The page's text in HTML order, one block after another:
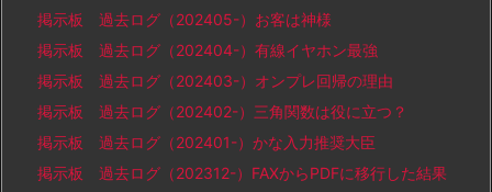
掲示板 過去ログ（202405-）お客は神様
掲示板 過去ログ（202404-）有線イヤホン最強
掲示板 過去ログ（202403-）オンプレ回帰の理由
掲示板 過去ログ（202402-）三角関数は役に立つ？
掲示板 過去ログ（202401-）かな入力推奨大臣
掲示板 過去ログ（202312-）FAXからPDFに移行した結果